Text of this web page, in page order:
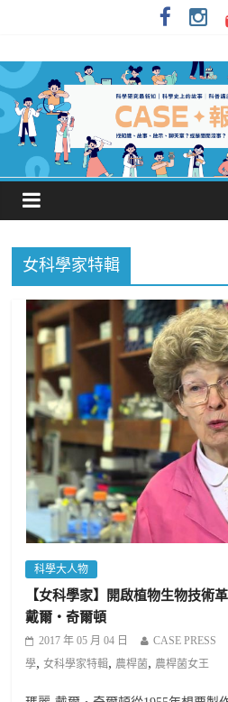
女科學家特輯
科學大人物
【女科學家】開啟植物生物技術
戴爾‧奇爾頓
2017 年 05 月 04 日 CASE PRESS
學,女科學家特輯, 農桿菌, 農桿菌女王